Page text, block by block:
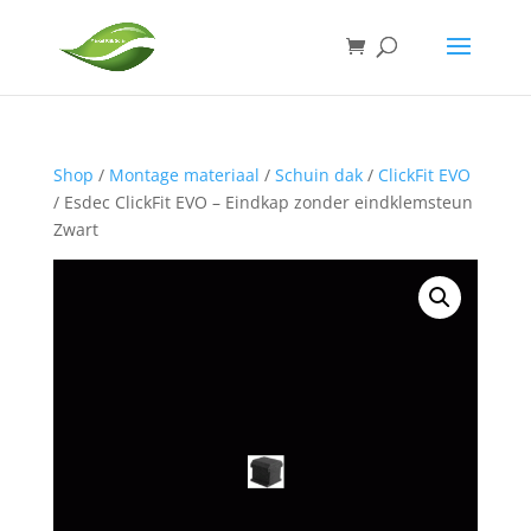
Shop / Montage materiaal / Schuin dak/ ClickFit EVO
/ Esdec ClickFit EVO – Eindkap zonder eindklemsteun
Zwart